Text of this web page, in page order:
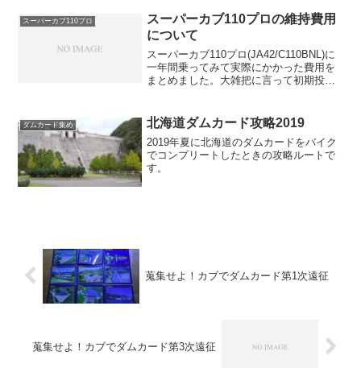
スーパーカブ110プロ
スーパーカブ110プロの維持費用
について
スーパーカブ110プロ(JA42/C110BNL)に
一年間乗ってみて実際にかかった費用を
まとめました。大雑把に言って初期投資
ダムカード集め 北海道ダムカード攻略2019
2019年夏に北海道のダムカードをバイク
でコンプリートしたときの攻略ルートで
す。
蒐集せよ！カブでダムカード第1次遠征
蒐集せよ！カブでダムカード第3次遠征